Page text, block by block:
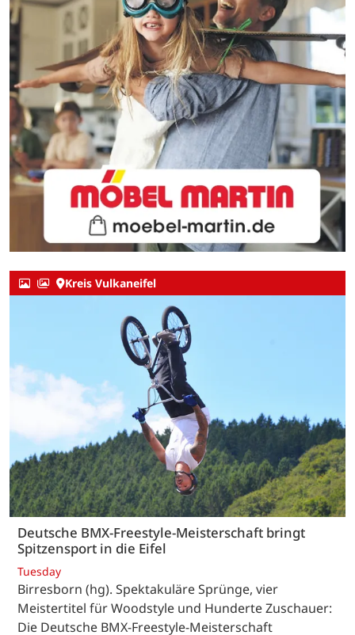
Kreis Vulkaneifel
Deutsche BMX-Freestyle-Meisterschaft bringt
Spitzensport in die Eifel
Tuesday
Birresborn (hg). Spektakuläre Sprünge, vier
Meistertitel für Woodstyle und Hunderte Zuschauer:
Die Deutsche BMX-Freestyle-Meisterschaft